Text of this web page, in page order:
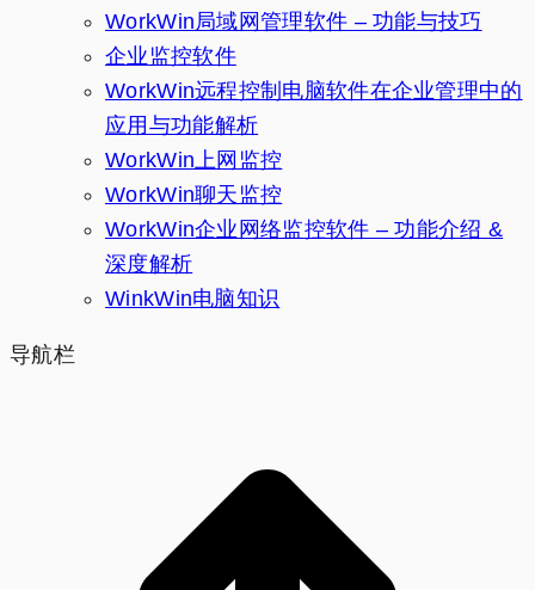
WorkWin局域网管理软件 – 功能与技巧
企业监控软件
WorkWin远程控制电脑软件在企业管理中的
应用与功能解析
WorkWin上网监控
WorkWin聊天监控
WorkWin企业网络监控软件 – 功能介绍 &
深度解析
WinkWin电脑知识
导航栏